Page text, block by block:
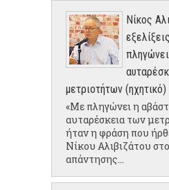
Νίκος
μετριοτήτων (ηχητικό)
«Με πληγώνει η
αυταρέσκεια των
ήταν η φράση που
Νίκου Αλιβιζάτου
απάντησης...